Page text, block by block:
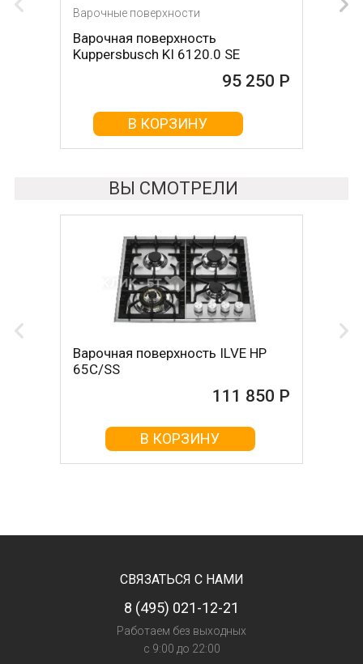
Варочные поверхности
Варочная поверхность
Kuppersbusch KI 6120.0 SE
95 250 Р
В КОРЗИНУ
Варочные поверхности
Варочная поверхность DE
DIETRICH DPI7884W
95 420 Р
В КОРЗИНУ
ВЫ СМОТРЕЛИ
Варочная поверхность ILVE HP
65C/SS
111 850 Р
В КОРЗИНУ
СВЯЗАТЬСЯ С НАМИ
8 (495) 021-12-21
Работаем без выходных
с 9:00 до 22:00